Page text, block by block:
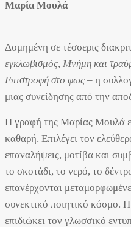
Μαρία Μουλά
Δομημένη σε τέσσερις
εγκλωβισμός, Μνήμη και
Επιστροφή στο φως – η
μιας συνείδησης από την
Η γραφή της Μαρίας Μουλά
καθαρή. Επιλέγει τον
επαναλήψεις, μοτίβα και
το σκοτάδι, το νερό, το
επανέρχονται
συνεκτικό ποιητικό κόσμο.
επιδιώκει τον γλωσσικό